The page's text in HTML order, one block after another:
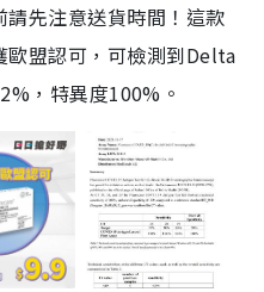
先注意送貨時間！這款
歐盟認可，可檢測到Delta
，特異度100%。